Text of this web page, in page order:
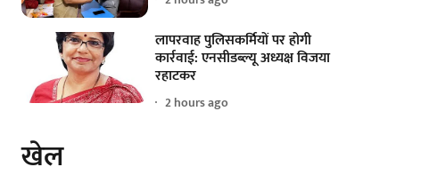
लापरवाह पुलिसकर्मियों पर होगी
कार्रवाई: एनसीडब्ल्यू अध्यक्ष विजया
रहाटकर
2 hours ago
खेल